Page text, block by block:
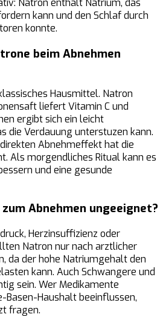
Natron enthalt Natrium, das
kann und den Schlaf durch
konnte.
beim Abnehmen
Hausmittel. Natron
liefert Vitamin C und
ergibt sich ein leicht
die Verdauung unterstuzen kann.
Abnehmeffekt hat die
Als morgendliches Ritual kann es
und eine gesunde
Abnehmen ungeeignet?
Herzinsuffizienz oder
Natron nur nach arztlicher
da der hohe Natriumgehalt den
kann. Auch Schwangere und
sein. Wer Medikamente
Basen-Haushalt beeinflussen,
fragen.